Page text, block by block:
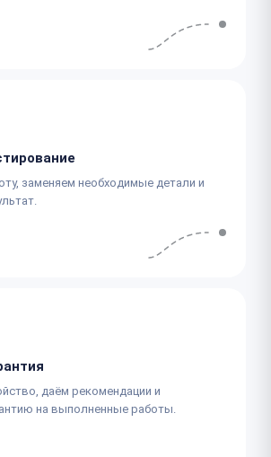
заменяем необходимые детали и
даём рекомендации и
на выполненные работы.